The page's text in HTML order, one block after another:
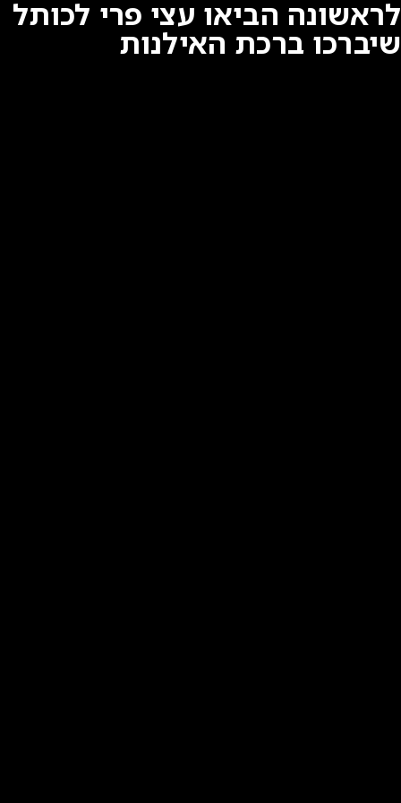
לראשונה הביאו עצי פרי לכותל
שיברכו ברכת האילנות